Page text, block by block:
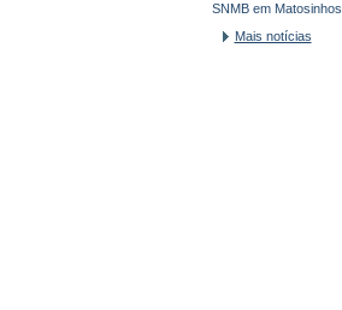
SNMB em Matosinhos
Mais notícias